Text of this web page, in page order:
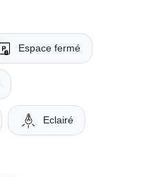
Espace fermé
Eclairé